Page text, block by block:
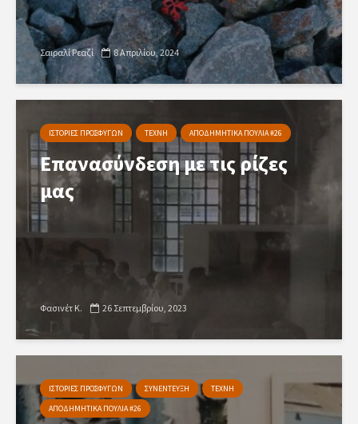
Σαιραλί Ρεαζί 8 Απριλίου, 2024
ΙΣΤΟΡΙΕΣ ΠΡΟΣΦΥΓΩΝ ΤΕΧΝΗ ΑΠΟΔΗΜΗΤΙΚΑ ΠΟΥΛΙΑ #26
Επανασύνδεση με τις ρίζες
μας
Φασινέτ Κ. 26 Σεπτεμβρίου, 2023
ΙΣΤΟΡΙΕΣ ΠΡΟΣΦΥΓΩΝ ΣΥΝΕΝΤΕΥΞΗ
ΤΕΧΝΗ
ΑΠΟΔΗΜΗΤΙΚΑ ΠΟΥΛΙΑ #26